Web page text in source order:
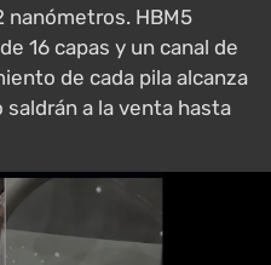
nanómetros. HBM5
16 capas y un canal de
de cada pila alcanza
a la venta hasta